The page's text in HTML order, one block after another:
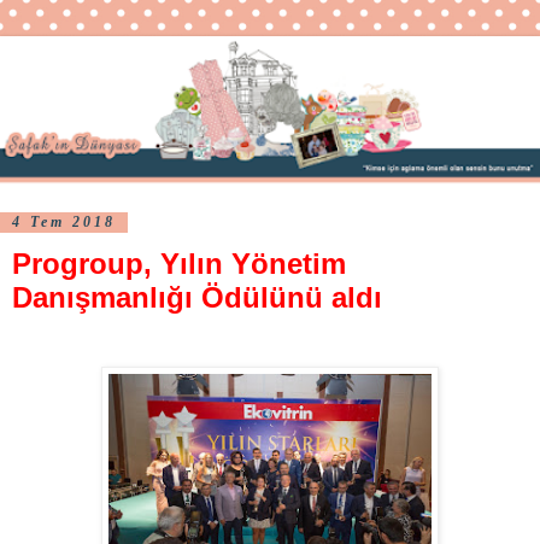
4 Tem 2018
Progroup, Yılın Yönetim
Danışmanlığı Ödülünü aldı